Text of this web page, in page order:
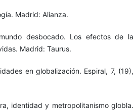
Madrid: Alianza.
desbocado. Los efectos de la
Madrid: Taurus.
en globalización. Espiral, 7, (19),
identidad y metropolitanismo globla.